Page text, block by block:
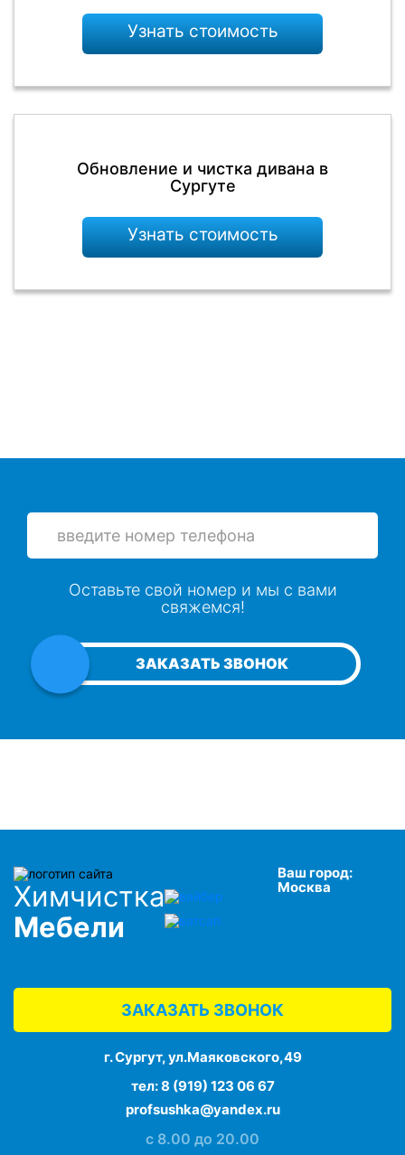
Узнать стоимость
Обновление и чистка дивана в
Сургуте
Узнать стоимость
ЗАКАЗАТЬ ЗВОНОК
Оставьте свой номер и мы с вами
свяжемся!
Химчистка
Мебели
Ваш город:
Москва
ЗАКАЗАТЬ ЗВОНОК
г. Сургут, ул.Маяковского,49
тел:8 (919) 123 06 67
profsushka@yandex.ru
с 8.00 до 20.00